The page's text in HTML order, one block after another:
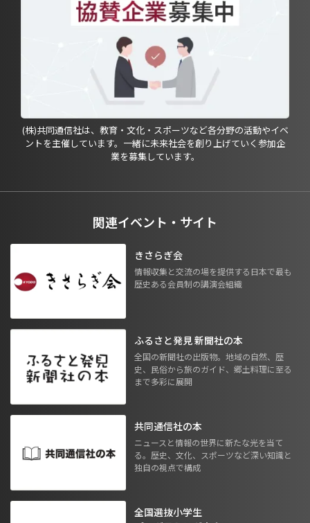
(株)共同通信社は、教育・文化・スポーツなど各分野の活動やイベ
ントを主催しています。一緒に未来社会を創り上げていく参加企
業を募集しています。
関連イベント・サイト
きさらぎ会
情報収集と交流の場を提供する日本で最も
歴史ある会員制の講演会組織
ふるさと発見 新聞社の本
全国の新聞社の出版物。地域の自然、歴
史、民俗から旅のガイド、郷土料理に至る
まで多彩に展開
共同通信社の本
ニュースと情報の世界に新たな光を当て
る。歴史、文化、スポーツなど深い知識と
独自の視点で構成
全国選抜小学生